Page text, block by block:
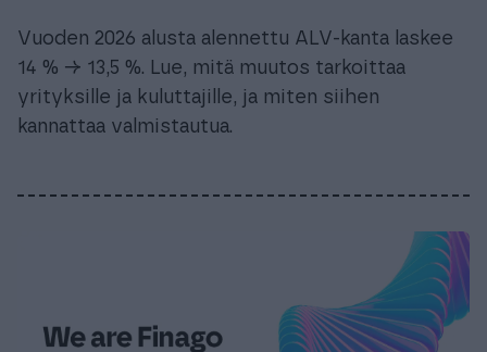
Vuoden 2026 alusta alennettu ALV-kanta laskee
14 % → 13,5 %. Lue, mitä muutos tarkoittaa
yrityksille ja kuluttajille, ja miten siihen
kannattaa valmistautua.